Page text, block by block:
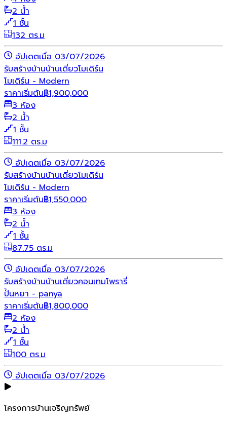
2 น้ำ
1 ชั้น
132 ตร.ม
อัปเดตเมื่อ 03/07/2026
รับสร้างบ้านบ้านเดี่ยวโมเดิร์น
โมเดิร์น - Modern
ราคาเริ่มต้น฿1,900,000
3 ห้อง
2 น้ำ
1 ชั้น
111.2 ตร.ม
อัปเดตเมื่อ 03/07/2026
รับสร้างบ้านบ้านเดี่ยวโมเดิร์น
โมเดิร์น - Modern
ราคาเริ่มต้น฿1,550,000
3 ห้อง
2 น้ำ
1 ชั้น
87.75 ตร.ม
อัปเดตเมื่อ 03/07/2026
รับสร้างบ้านบ้านเดี่ยวคอนเทมโพรารี่
ปั้นหยา - panya
ราคาเริ่มต้น฿1,800,000
2 ห้อง
2 น้ำ
1 ชั้น
100 ตร.ม
อัปเดตเมื่อ 03/07/2026
โครงการบ้านเจริญทรัพย์